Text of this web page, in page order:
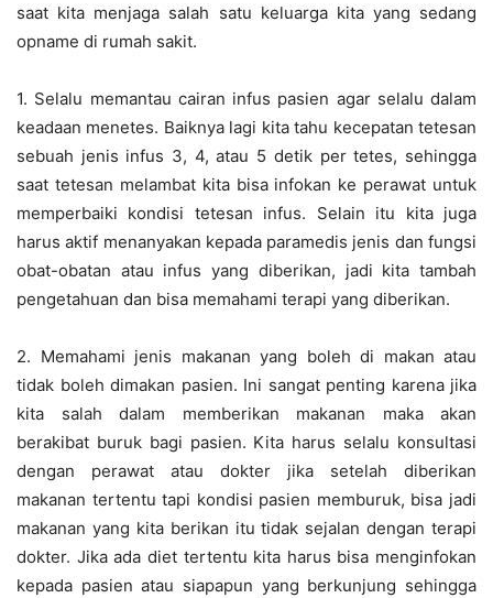
saat kita menjaga salah satu keluarga kita yang sedang
opname di rumah sakit.
1. Selalu memantau cairan infus pasien agar selalu dalam
keadaan menetes. Baiknya lagi kita tahu kecepatan tetesan
sebuah jenis infus 3, 4, atau 5 detik per tetes, sehingga
saat tetesan melambat kita bisa infokan ke perawat untuk
memperbaiki kondisi tetesan infus. Selain itu kita juga
harus aktif menanyakan kepada paramedis jenis dan fungsi
obat-obatan atau infus yang diberikan, jadi kita tambah
pengetahuan dan bisa memahami terapi yang diberikan.
2. Memahami jenis makanan yang boleh di makan atau
tidak boleh dimakan pasien. Ini sangat penting karena jika
kita salah dalam memberikan makanan maka akan
berakibat buruk bagi pasien. Kita harus selalu konsultasi
dengan perawat atau dokter jika setelah diberikan
makanan tertentu tapi kondisi pasien memburuk, bisa jadi
makanan yang kita berikan itu tidak sejalan dengan terapi
dokter. Jika ada diet tertentu kita harus bisa menginfokan
kepada pasien atau siapapun yang berkunjung sehingga